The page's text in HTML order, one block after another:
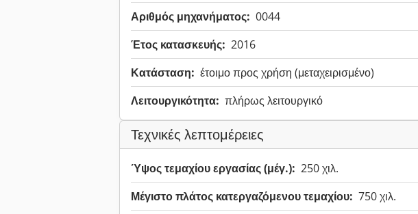
Αριθμός μηχανήματος: 0044
Έτος κατασκευής: 2016
Κατάσταση: έτοιμο προς χρήση (μεταχειρισμένο)
Λειτουργικότητα: πλήρως λειτουργικό
Τεχνικές λεπτομέρειες
Ύψος τεμαχίου εργασίας (μέγ.): 250 χιλ.
Μέγιστο πλάτος κατεργαζόμενου τεμαχίου: 750 χιλ.